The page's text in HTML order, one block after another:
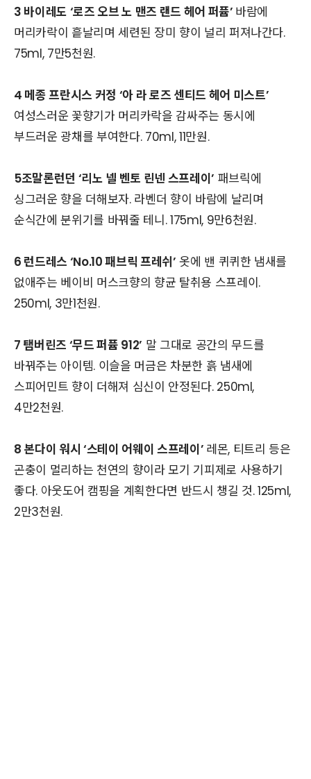
3 바이레도 ‘로즈 오브 노 맨즈 랜드 헤어 퍼퓸’ 바람에
머리카락이 흩날리며 세련된 장미 향이 널리 퍼져나간다.
75ml, 7만5천원.
4 메종 프란시스 커정 ‘아 라 로즈 센티드 헤어 미스트’
여성스러운 꽃향기가 머리카락을 감싸주는 동시에
부드러운 광채를 부여한다. 70ml, 11만원.
5조말론런던 ‘리노 넬 벤토 린넨 스프레이’ 패브릭에
싱그러운 향을 더해보자. 라벤더 향이 바람에 날리며
순식간에 분위기를 바꿔줄 테니. 175ml, 9만6천원.
6 런드레스 ‘No.10패브릭 프레쉬’ 옷에 밴 퀴퀴한 냄새를
없애주는 베이비 머스크향의 향균 탈취용 스프레이.
250ml, 3만1천원.
7 탬버린즈 ‘무드 퍼퓸 912’ 말 그대로 공간의 무드를
바꿔주는 아이템. 이슬을 머금은 차분한 흙 냄새에
스피어민트 향이 더해져 심신이 안정된다. 250ml,
4만2천원.
8 본다이 워시 ‘스테이 어웨이 스프레이’ 레몬, 티트리 등은
곤충이 멀리하는 천연의 향이라 모기 기피제로 사용하기
좋다. 아웃도어 캠핑을 계획한다면 반드시 챙길 것. 125ml,
2만3천원.